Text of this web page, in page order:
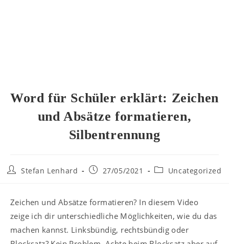
Word für Schüler erklärt: Zeichen
und Absätze formatieren,
Silbentrennung
Stefan Lenhard 27/05/2021 Uncategorized
Zeichen und Absätze formatieren? In diesem Video
zeige ich dir unterschiedliche Möglichkeiten, wie du das
machen kannst. Linksbündig, rechtsbündig oder